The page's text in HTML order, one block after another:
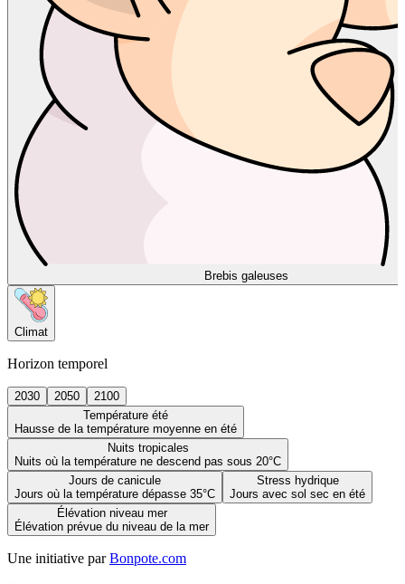
Brebis galeuses
Climat
Horizon temporel
2030 2050
2100
Température été
Hausse de la température moyenne en été
Nuits tropicales
Nuits où la température ne descend pas sous 20°C
Jours de canicule
Jours où la température dépasse 35°C
Stress hydrique
Jours avec sol sec en été
Élévation niveau mer
Élévation prévue du niveau de la mer
Une initiative par Bonpote.com